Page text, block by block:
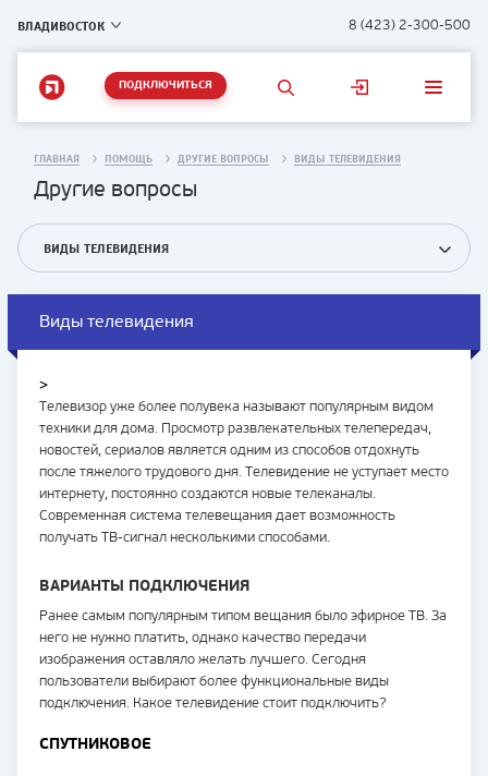
ВЛАДИВОСТОК 8 (423) 2-300-500
ПОДКЛЮЧИТЬСЯ
ГЛАВНАЯ ПОМОЩЬ ДРУГИЕ ВОПРОСЫ ВИДЫ ТЕЛЕВИДЕНИЯ
Другие вопросы
ВИДЫ ТЕЛЕВИДЕНИЯ
Виды телевидения
>
Телевизор уже более полувека называют популярным видом
техники для дома. Просмотр развлекательных телепередач,
новостей, сериалов является одним из способов отдохнуть
после тяжелого трудового дня. Телевидение не уступает место
интернету, постоянно создаются новые телеканалы.
Современная система телевещания дает возможность
получать ТВ-сигнал несколькими способами.
ВАРИАНТЫ ПОДКЛЮЧЕНИЯ
Ранее самым популярным типом вещания было эфирное ТВ. За
него не нужно платить, однако качество передачи
изображения оставляло желать лучшего. Сегодня
пользователи выбирают более функциональные виды
подключения. Какое телевидение стоит подключить?
СПУТНИКОВОЕ